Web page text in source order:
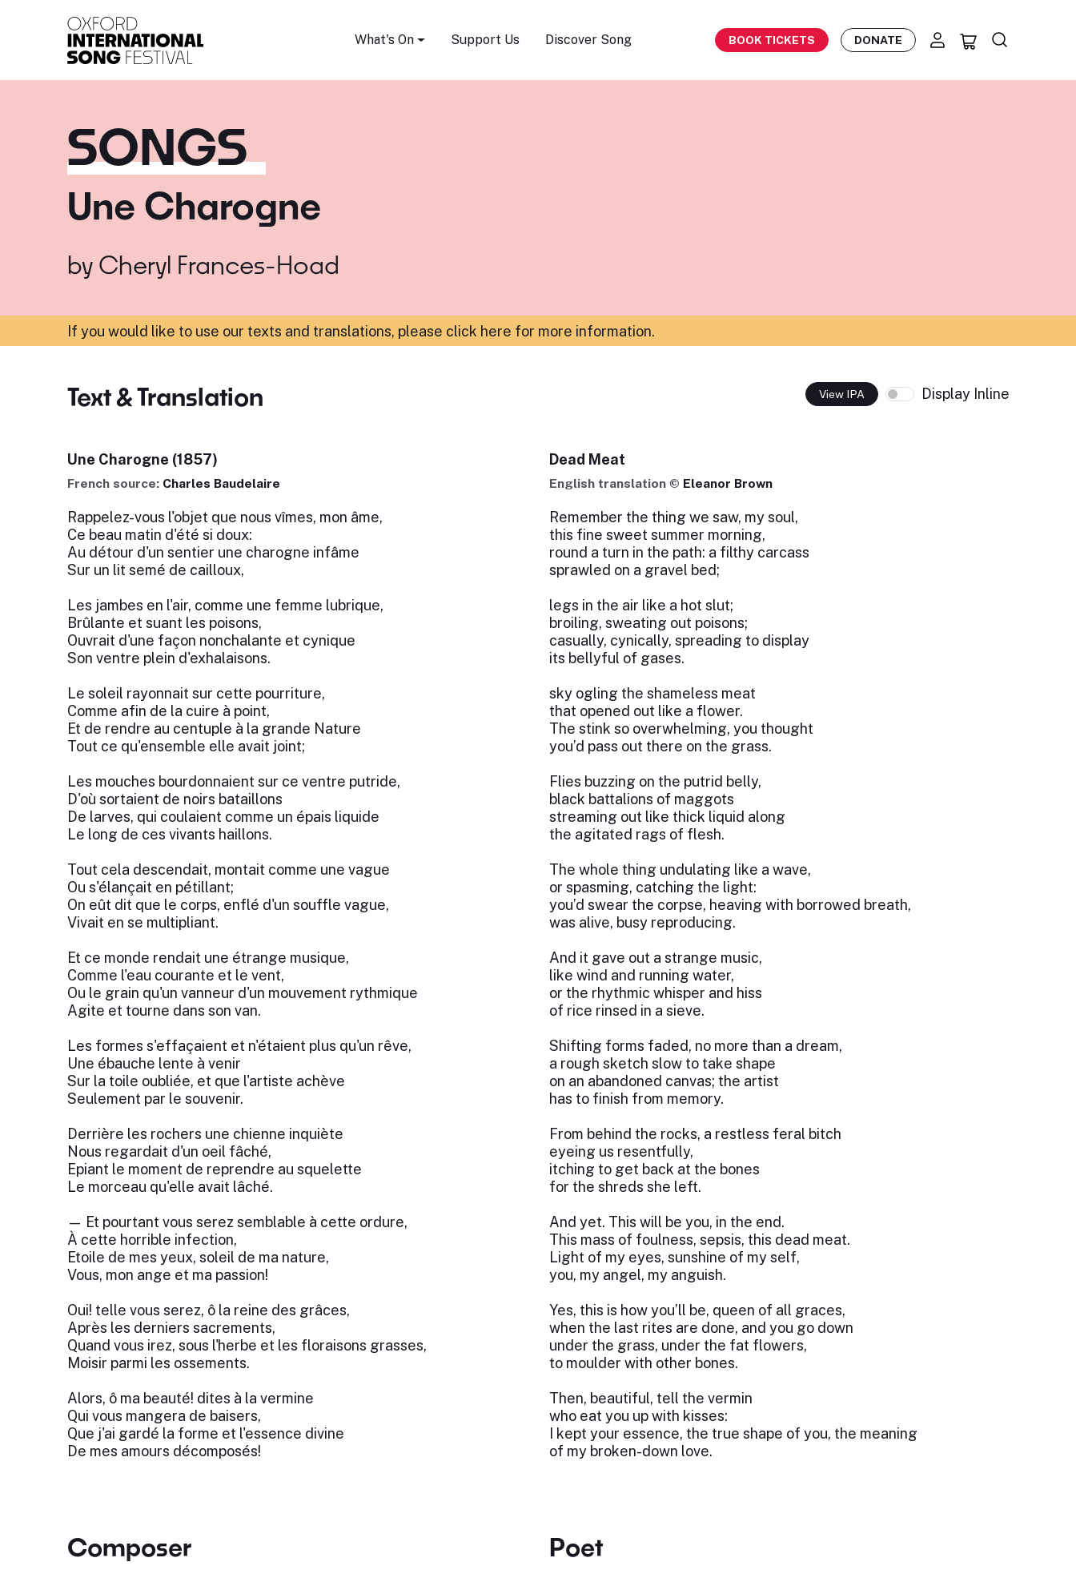
What's On Support Us Discover Song BOOK TICKETS DONATE
SONGS
Une Charogne
by Cheryl Frances-Hoad
If you would like to use our texts and translations, please click here for more information.
Text & Translation View IPA Display Inline
Une Charogne (1857)
French source: Charles Baudelaire
Rappelez-vous l'objet que nous vîmes, mon âme,
Ce beau matin d'été si doux:
Au détour d'un sentier une charogne infâme
Sur un lit semé de cailloux,
Les jambes en l'air, comme une femme lubrique,
Brûlante et suant les poisons,
Ouvrait d'une façon nonchalante et cynique
Son ventre plein d'exhalaisons.
Le soleil rayonnait sur cette pourriture,
Comme afin de la cuire à point,
Et de rendre au centuple à la grande Nature
Tout ce qu'ensemble elle avait joint;
Les mouches bourdonnaient sur ce ventre putride,
D'où sortaient de noirs bataillons
De larves, qui coulaient comme un épais liquide
Le long de ces vivants haillons.
Tout cela descendait, montait comme une vague
Ou s'élançait en pétillant;
On eût dit que le corps, enflé d'un souffle vague,
Vivait en se multipliant.
Et ce monde rendait une étrange musique,
Comme l'eau courante et le vent,
Ou le grain qu'un vanneur d'un mouvement rythmique
Agite et tourne dans son van.
Les formes s'effaçaient et n'étaient plus qu'un rêve,
Une ébauche lente à venir
Sur la toile oubliée, et que l'artiste achève
Seulement par le souvenir.
Derrière les rochers une chienne inquiète
Nous regardait d'un oeil fâché,
Epiant le moment de reprendre au squelette
Le morceau qu'elle avait lâché.
— Et pourtant vous serez semblable à cette ordure,
À cette horrible infection,
Etoile de mes yeux, soleil de ma nature,
Vous, mon ange et ma passion!
Oui! telle vous serez, ô la reine des grâces,
Après les derniers sacrements,
Quand vous irez, sous l'herbe et les floraisons grasses,
Moisir parmi les ossements.
Alors, ô ma beauté! dites à la vermine
Qui vous mangera de baisers,
Que j'ai gardé la forme et l'essence divine
De mes amours décomposés!
Dead Meat
English translation © Eleanor Brown
Remember the thing we saw, my soul,
this fine sweet summer morning,
round a turn in the path: a filthy carcass
sprawled on a gravel bed;
legs in the air like a hot slut;
broiling, sweating out poisons;
casually, cynically, spreading to display
its bellyful of gases.
sky ogling the shameless meat
that opened out like a flower.
The stink so overwhelming, you thought
you’d pass out there on the grass.
Flies buzzing on the putrid belly,
black battalions of maggots
streaming out like thick liquid along
the agitated rags of flesh.
The whole thing undulating like a wave,
or spasming, catching the light:
you’d swear the corpse, heaving with borrowed breath,
was alive, busy reproducing.
And it gave out a strange music,
like wind and running water,
or the rhythmic whisper and hiss
of rice rinsed in a sieve.
Shifting forms faded, no more than a dream,
a rough sketch slow to take shape
on an abandoned canvas; the artist
has to finish from memory.
From behind the rocks, a restless feral bitch
eyeing us resentfully,
itching to get back at the bones
for the shreds she left.
And yet. This will be you, in the end.
This mass of foulness, sepsis, this dead meat.
Light of my eyes, sunshine of my self,
you, my angel, my anguish.
Yes, this is how you’ll be, queen of all graces,
when the last rites are done, and you go down
under the grass, under the fat flowers,
to moulder with other bones.
Then, beautiful, tell the vermin
who eat you up with kisses:
I kept your essence, the true shape of you, the meaning
of my broken-down love.
Composer Poet